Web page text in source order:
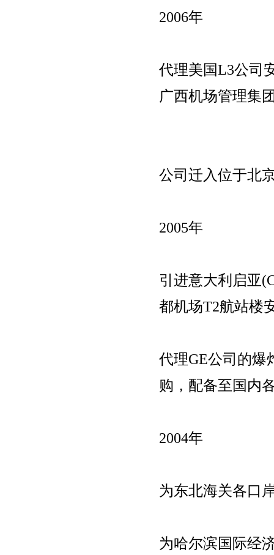
2006年
代理美国L3公司
广西机场管理集
公司迁入位于北
2005年
引进意大利启亚
都机场T2航站楼
代理GE公司的爆
购，配备至国内
2004年
为东北海关各口
为哈尔滨国际经